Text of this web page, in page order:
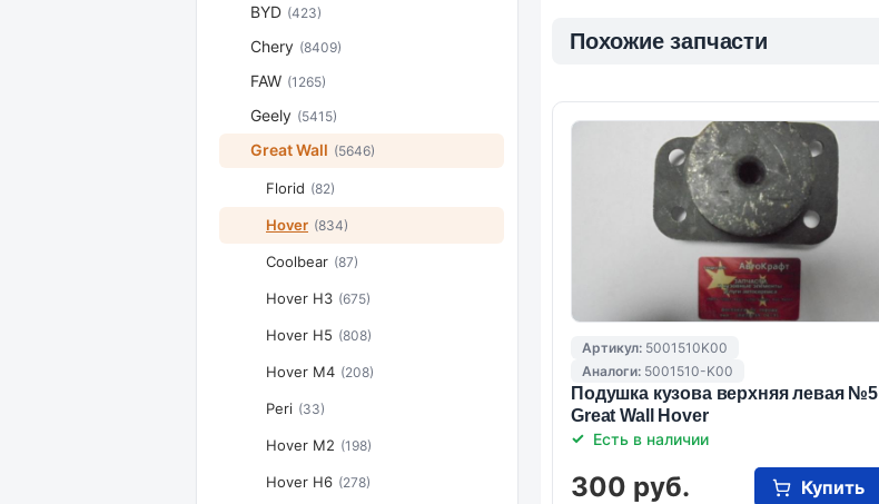
Похожие запчасти
Артикул: 5001510K00
Аналоги: 5001510-K00
Подушка кузова верхняя левая №5
Great Wall Hover
Есть в наличии
300 руб. Купить
BYD (423)
Chery (8409)
FAW (1265)
Geely (5415)
Great Wall (5646)
Florid (82)
Hover (834)
Coolbear (87)
Hover H3 (675)
Hover H5 (808)
Hover M4 (208)
Peri (33)
Hover M2 (198)
Hover H6 (278)